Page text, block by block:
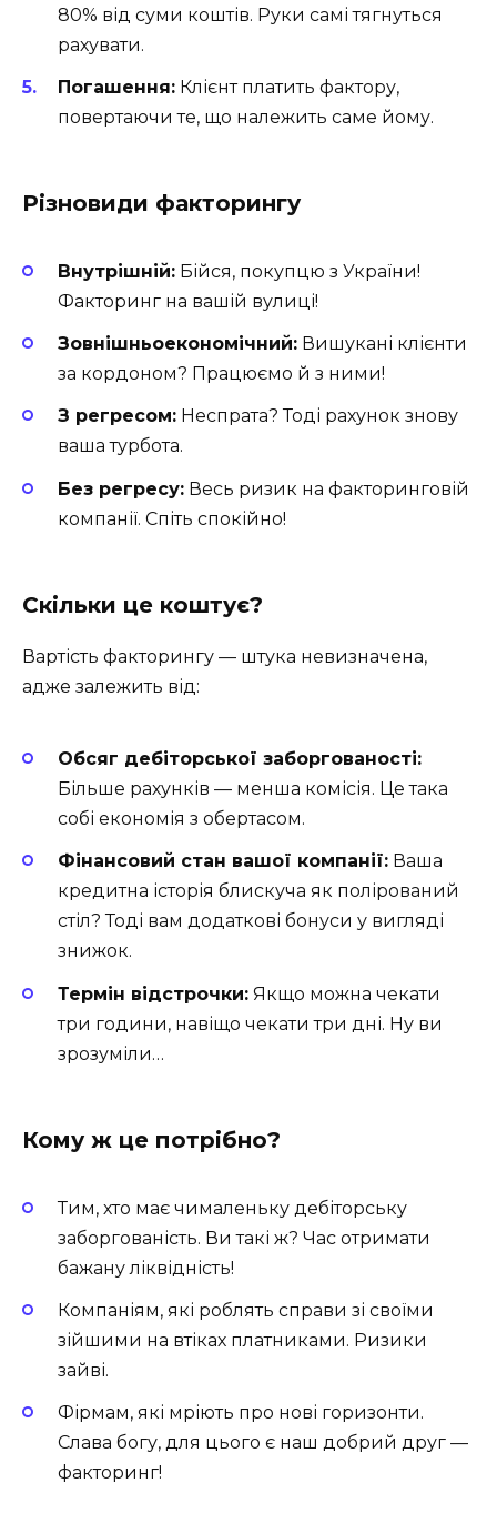
80% від суми коштів. Руки самі тягнуться
рахувати.
Погашення: Клієнт платить фактору,
повертаючи те, що належить саме йому.
Різновиди факторингу
Внутрішній: Бійся, покупцю з України!
Факторинг на вашій вулиці!
Зовнішньоекономічний: Вишукані клієнти
за кордоном? Працюємо й з ними!
З регресом: Неспрата? Тоді рахунок знову
ваша турбота.
Без регресу: Весь ризик на факторинговій
компанії. Спіть спокійно!
Скільки це коштує?
Вартість факторингу — штука невизначена,
адже залежить від:
Обсяг дебіторської заборгованості:
Більше рахунків — менша комісія. Це така
собі економія з обертасом.
Фінансовий стан вашої компанії: Ваша
кредитна історія блискуча як полірований
стіл? Тоді вам додаткові бонуси у вигляді
знижок.
Термін відстрочки: Якщо можна чекати
три години, навіщо чекати три дні. Ну ви
зрозуміли…
Кому ж це потрібно?
Тим, хто має чималеньку дебіторську
заборгованість. Ви такі ж? Час отримати
бажану ліквідність!
Компаніям, які роблять справи зі своїми
зійшими на втіках платниками. Ризики
зайві.
Фірмам, які мріють про нові горизонти.
Слава богу, для цього є наш добрий друг —
факторинг!